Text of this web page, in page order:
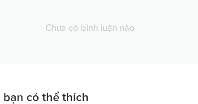
Chưa có bình luận nào
có thể thích